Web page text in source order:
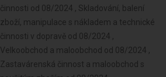
činnosti od 08/2024 , Skladování, balení
zboží, manipulace s nákladem a technické
činnosti v dopravě od 08/2024 ,
Velkoobchod a maloobchod od 08/2024 ,
Zastavárenská činnost a maloobchod s